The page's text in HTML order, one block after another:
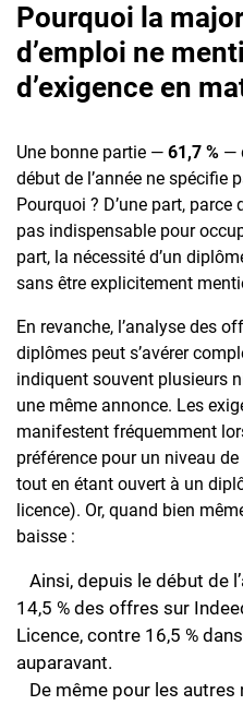
Pourquoi la
d’emploi ne
d’exigence en
Une bonne partie — 61,7 % —
début de l’année ne spécifie
Pourquoi ? D’une part, parce
pas indispensable pour
part, la nécessité d’un
sans être explicitement
En revanche, l’analyse des
diplômes peut s’avérer
indiquent souvent plusieurs
une même annonce. Les
manifestent fréquemment
préférence pour un niveau
tout en étant ouvert à un
licence). Or, quand bien
baisse :
Ainsi, depuis le début de
14,5 % des offres sur
Licence, contre 16,5 %
auparavant.
De même pour les autres